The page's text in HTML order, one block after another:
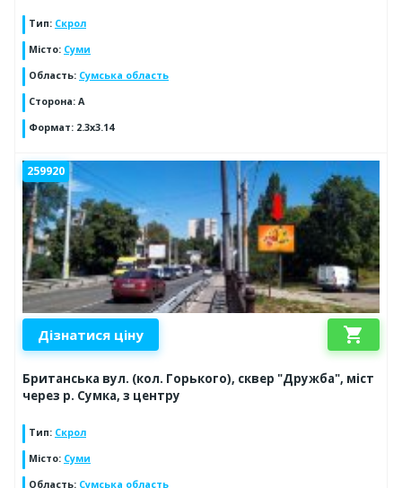
Тип: Скрол
Місто: Суми
Область: Сумська область
Сторона: A
Формат: 2.3x3.14
259920
Дізнатися ціну shopping_cart
Британська вул. (кол. Горького), сквер "Дружба", міст
через р. Сумка, з центру
Тип: Скрол
Місто: Суми
Область: Сумська область